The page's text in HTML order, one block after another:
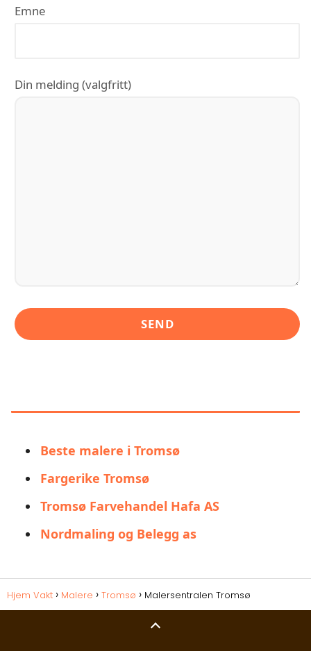
Emne
Din melding (valgfritt)
Beste malere i Tromsø
Fargerike Tromsø
Tromsø Farvehandel Hafa AS
Nordmaling og Belegg as
Hjem Vakt Malere Tromsø Malersentralen Tromsø